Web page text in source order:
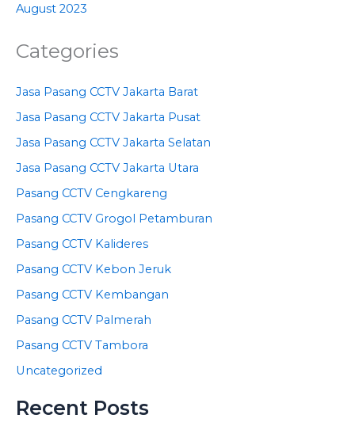
August 2023
Categories
Jasa Pasang CCTV Jakarta Barat
Jasa Pasang CCTV Jakarta Pusat
Jasa Pasang CCTV Jakarta Selatan
Jasa Pasang CCTV Jakarta Utara
Pasang CCTV Cengkareng
Pasang CCTV Grogol Petamburan
Pasang CCTV Kalideres
Pasang CCTV Kebon Jeruk
Pasang CCTV Kembangan
Pasang CCTV Palmerah
Pasang CCTV Tambora
Uncategorized
Recent Posts